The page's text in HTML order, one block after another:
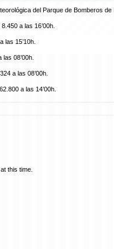
del Parque de Bomberos de
a las 16’00h.
las 15’10h.
08’00h.
a las 08’00h.
a las 14’00h.
this time.